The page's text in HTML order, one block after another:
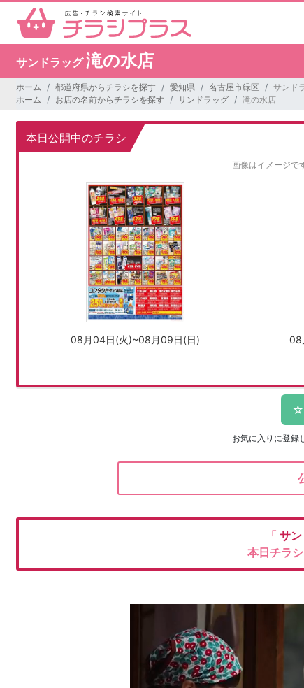
サンドラッグ滝の水店
ホーム 都道府県からチラシを探す 愛知県 名古屋市緑区
サンド
ホーム
お店の名前からチラシを探す サンドラッグ 滝の水店
本日公開中のチラシ
画像はイメージで
08月04日(火)~08月09日(日) 08
お気に入りに登録
「 サ
本日チラ